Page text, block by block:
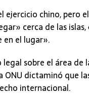
chino, pero
cerca de las
en el lugar».
sobre el área
dictaminó que
internacional.